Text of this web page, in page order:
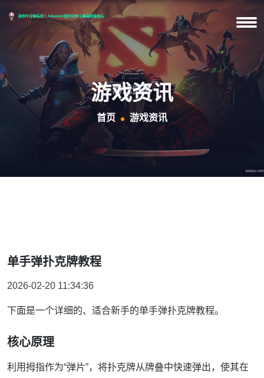
游戏资讯
首页 游戏资讯
单手弹扑克牌教程
2026-02-20 11:34:36
下面是一个详细的、适合新手的单手弹扑克牌教程。
核心原理
利用拇指作为“弹片”，将扑克牌从牌叠中快速弹出，使其在